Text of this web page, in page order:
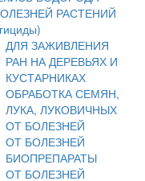
РАСТЕНИЙ
ДЛЯ ЗАЖИВЛЕНИЯ
РАН НА ДЕРЕВЬЯХ И
КУСТАРНИКАХ
ОБРАБОТКА СЕМЯН,
ЛУКА, ЛУКОВИЧНЫХ
ОТ БОЛЕЗНЕЙ
ОТ БОЛЕЗНЕЙ
БИОПРЕПАРАТЫ
ОТ БОЛЕЗНЕЙ